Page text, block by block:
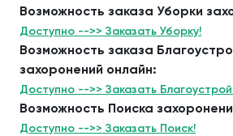
Возможность заказа Уборки
Доступно -->> Заказать Уборку!
Возможность заказа
захоронений онлайн:
Доступно -->> Заказать
Возможность Поиска
Доступно -->> Заказать Поиск!